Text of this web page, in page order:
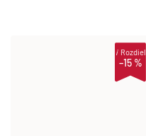
–15 %
iRozdiel